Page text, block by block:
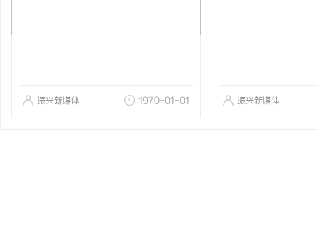
振兴新媒体 1970-01-01 振兴新媒体